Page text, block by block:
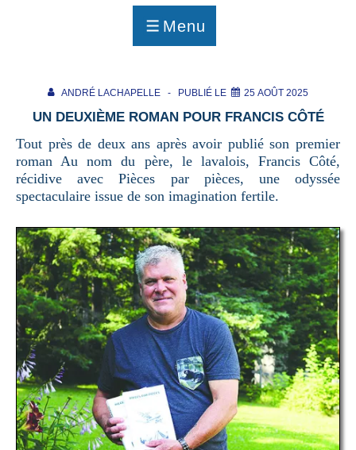
Menu
MENU
ANDRÉ LACHAPELLE PUBLIÉ LE 25 AOÛT 2025
UN DEUXIÈME ROMAN POUR FRANCIS CÔTÉ
Tout près de deux ans après avoir publié son premier
roman Au nom du père, le lavalois, Francis Côté,
récidive avec Pièces par pièces, une odyssée
spectaculaire issue de son imagination fertile.